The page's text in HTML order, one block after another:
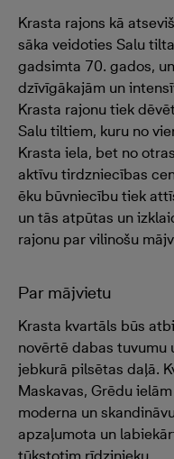
Krasta rajons kā
sāka veidoties Salu
gadsimta 70. gados,
dzīvīgākajām un
Krasta rajonu tiek
Salu tiltiem, kuru no
Krasta iela, bet no
aktīvu tirdzniecības
ēku būvniecību tiek
un tās atpūtas un
rajonu par vilinošu
Par mājvietu
Krasta kvartāls būs
novērtē dabas tuvumu
jebkurā pilsētas daļā.
Maskavas, Grēdu
moderna un
apzaļumota un
tūkstotim rīdzinieku.